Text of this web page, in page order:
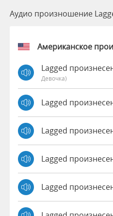
Аудио произношение
Американское
Lagged
Девочка)
Lagged
Lagged
Lagged
Lagged